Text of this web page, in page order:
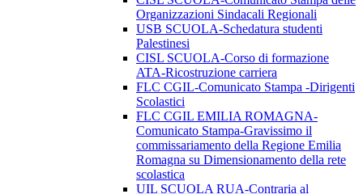
Organizzazioni Sindacali Regionali
USB SCUOLA-Schedatura studenti
Palestinesi
CISL SCUOLA-Corso di formazione
ATA-Ricostruzione carriera
FLC CGIL-Comunicato Stampa -Dirigenti
Scolastici
FLC CGIL EMILIA ROMAGNA-
Comunicato Stampa-Gravissimo il
commissariamento della Regione Emilia
Romagna su Dimensionamento della rete
scolastica
UIL SCUOLA RUA-Contraria al